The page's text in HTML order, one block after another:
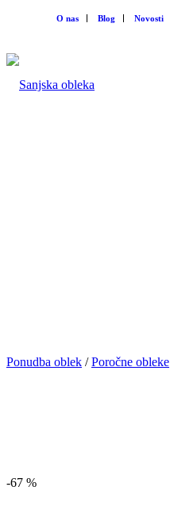
O nas Blog Novosti
Ponudba oblek /Poročne obleke
-67 %